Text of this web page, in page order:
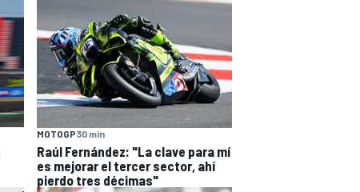
MOTOGP30 min
Raúl Fernández: "La clave para mí
es mejorar el tercer sector, ahí
pierdo tres décimas"